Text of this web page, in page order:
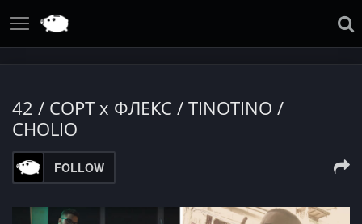
42 / СОРТ х ФЛЕКС / TINOTINO /
CHOLIO
FOLLOW